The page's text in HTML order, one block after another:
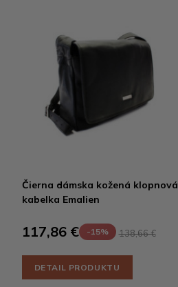
Čierna dámska kožená klopnová
kabelka Emalien
117,86 € -15% 138,66 €
DETAIL PRODUKTU